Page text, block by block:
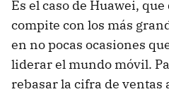
Es el caso de Huawei,
compite con los más
en no pocas ocasiones
liderar el mundo móvil.
rebasar la cifra de ventas